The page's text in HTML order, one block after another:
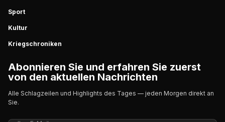
Sport
Kultur
Kriegschroniken
Abonnieren Sie und erfahren Sie zuerst
von den aktuellen Nachrichten
Alle Schlagzeilen und Highlights des Tages — jeden Morgen direkt an
Sie.